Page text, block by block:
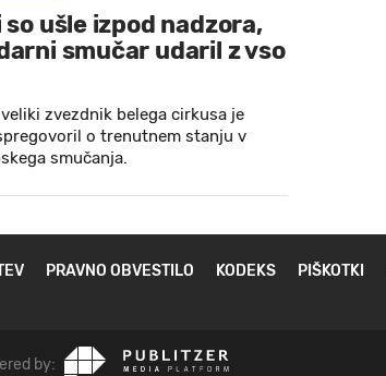
ušle izpod nadzora,
smučar udaril z vso
zvezdnik belega cirkusa je
o trenutnem stanju v
smučanja.
PRAVNO OBVESTILO KODEKS PIŠKOTKI
by: